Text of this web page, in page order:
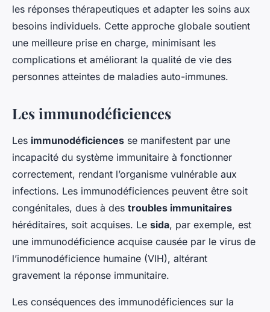
les réponses thérapeutiques et adapter les soins aux
besoins individuels. Cette approche globale soutient
une meilleure prise en charge, minimisant les
complications et améliorant la qualité de vie des
personnes atteintes de maladies auto-immunes.
Les immunodéficiences
Les immunodéficiences se manifestent par une
incapacité du système immunitaire à fonctionner
correctement, rendant l’organisme vulnérable aux
infections. Les immunodéficiences peuvent être soit
congénitales, dues à des troubles immunitaires
héréditaires, soit acquises. Le sida, par exemple, est
une immunodéficience acquise causée par le virus de
l’immunodéficience humaine (VIH), altérant
gravement la réponse immunitaire.
Les conséquences des immunodéficiences sur la